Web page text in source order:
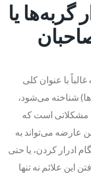
گربه‌ها یا
با عنوان کلی
شناخته می‌شود،
مشکلاتی است که
عارضه می‌تواند به
ادرار کردن، یا حتی
این علائم نه تنها